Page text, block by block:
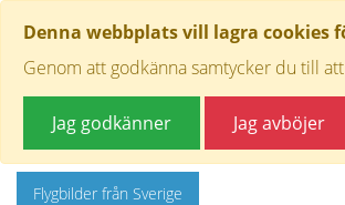
Denna webbplats vill lagra cookies
Genom att godkänna samtycker du till
Jag godkänner Jag avböjer
Flygbilder från Sverige